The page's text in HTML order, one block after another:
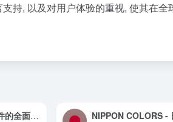
持, 以及对用户体验的重视, 使其在全
Mapgis官方网站 - GIS软件的全面解决方案 NIPPON COLORS -